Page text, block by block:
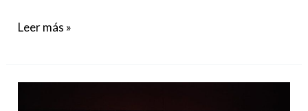
Leer más »